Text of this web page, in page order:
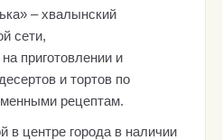
– хвалынский
сети,
приготовлении и
и тортов по
рецептам.
в центре города в наличии